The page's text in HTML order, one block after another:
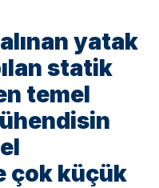
yatak
statik
temel
çok küçük